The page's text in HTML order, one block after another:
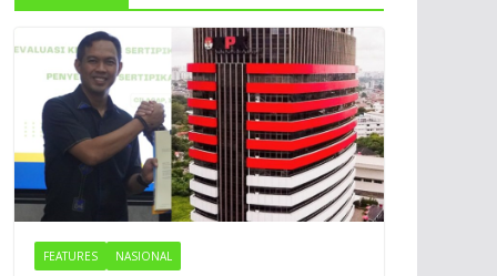
FEATURES NASIONAL